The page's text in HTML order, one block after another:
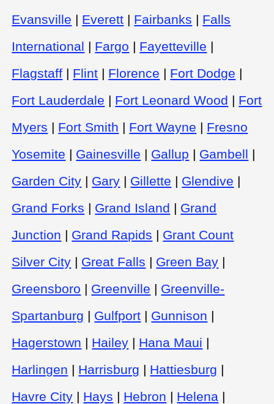
Evansville | Everett | Fairbanks | Falls
International | Fargo | Fayetteville |
Flagstaff | Flint | Florence | Fort Dodge |
Fort Lauderdale | Fort Leonard Wood | Fort
Myers | Fort Smith | Fort Wayne | Fresno
Yosemite | Gainesville | Gallup | Gambell |
Garden City | Gary | Gillette | Glendive |
Grand Forks | Grand Island | Grand
Junction | Grand Rapids | Grant Count
Silver City | Great Falls | Green Bay |
Greensboro | Greenville | Greenville-
Spartanburg | Gulfport | Gunnison |
Hagerstown | Hailey | Hana Maui |
Harlingen | Harrisburg | Hattiesburg |
Havre City | Hays | Hebron | Helena |